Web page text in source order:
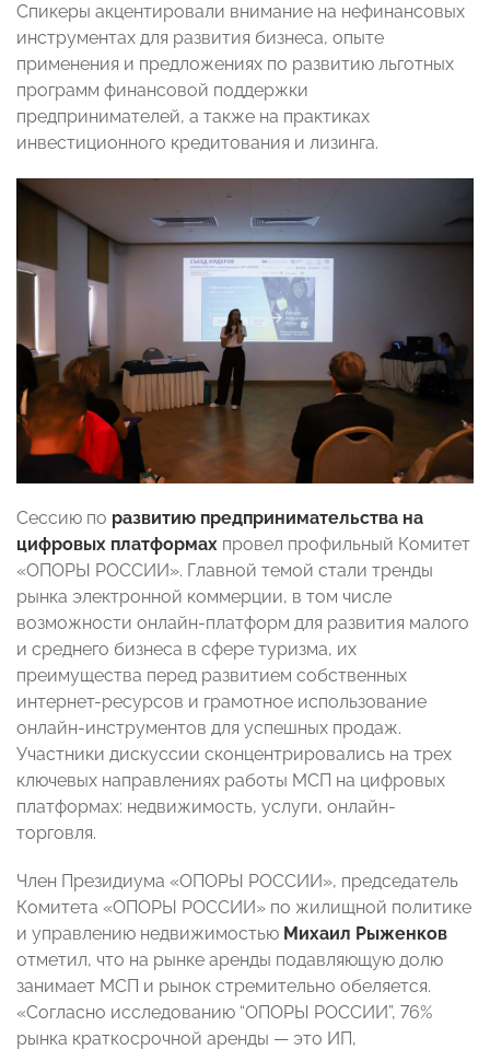
Спикеры акцентировали внимание на нефинансовых
инструментах для развития бизнеса, опыте
применения и предложениях по развитию льготных
программ финансовой поддержки
предпринимателей, а также на практиках
инвестиционного кредитования и лизинга.
Сессию по развитию предпринимательства на
цифровых платформах провел профильный Комитет
«ОПОРЫ РОССИИ». Главной темой стали тренды
рынка электронной коммерции, в том числе
возможности онлайн-платформ для развития малого
и среднего бизнеса в сфере туризма, их
преимущества перед развитием собственных
интернет-ресурсов и грамотное использование
онлайн-инструментов для успешных продаж.
Участники дискуссии сконцентрировались на трех
ключевых направлениях работы МСП на цифровых
платформах: недвижимость, услуги, онлайн-
торговля.
Член Президиума «ОПОРЫ РОССИИ», председатель
Комитета «ОПОРЫ РОССИИ» по жилищной политике
и управлению недвижимостью Михаил Рыженков
отметил, что на рынке аренды подавляющую долю
занимает МСП и рынок стремительно обеляется.
«Согласно исследованию “ОПОРЫ РОССИИ”, 76%
рынка краткосрочной аренды — это ИП,